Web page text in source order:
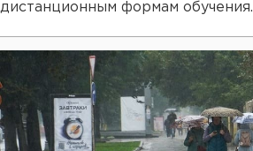
дистанционным формам обучения.